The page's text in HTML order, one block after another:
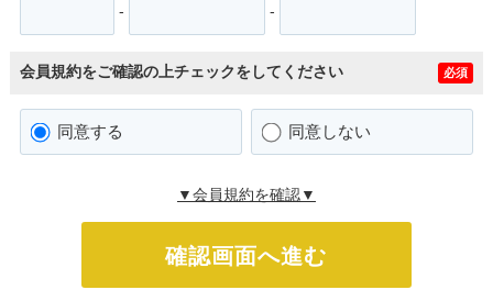
- -
会員規約をご確認の上チェックをしてください 必須
同意する 同意しない
▼会員規約を確認▼